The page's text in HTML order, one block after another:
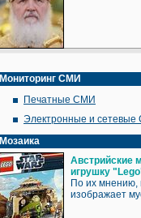
Мониторинг СМИ
Печатные СМИ
Электронные и
Мозаика
Австрийские
игрушку
По их мнению,
изображает